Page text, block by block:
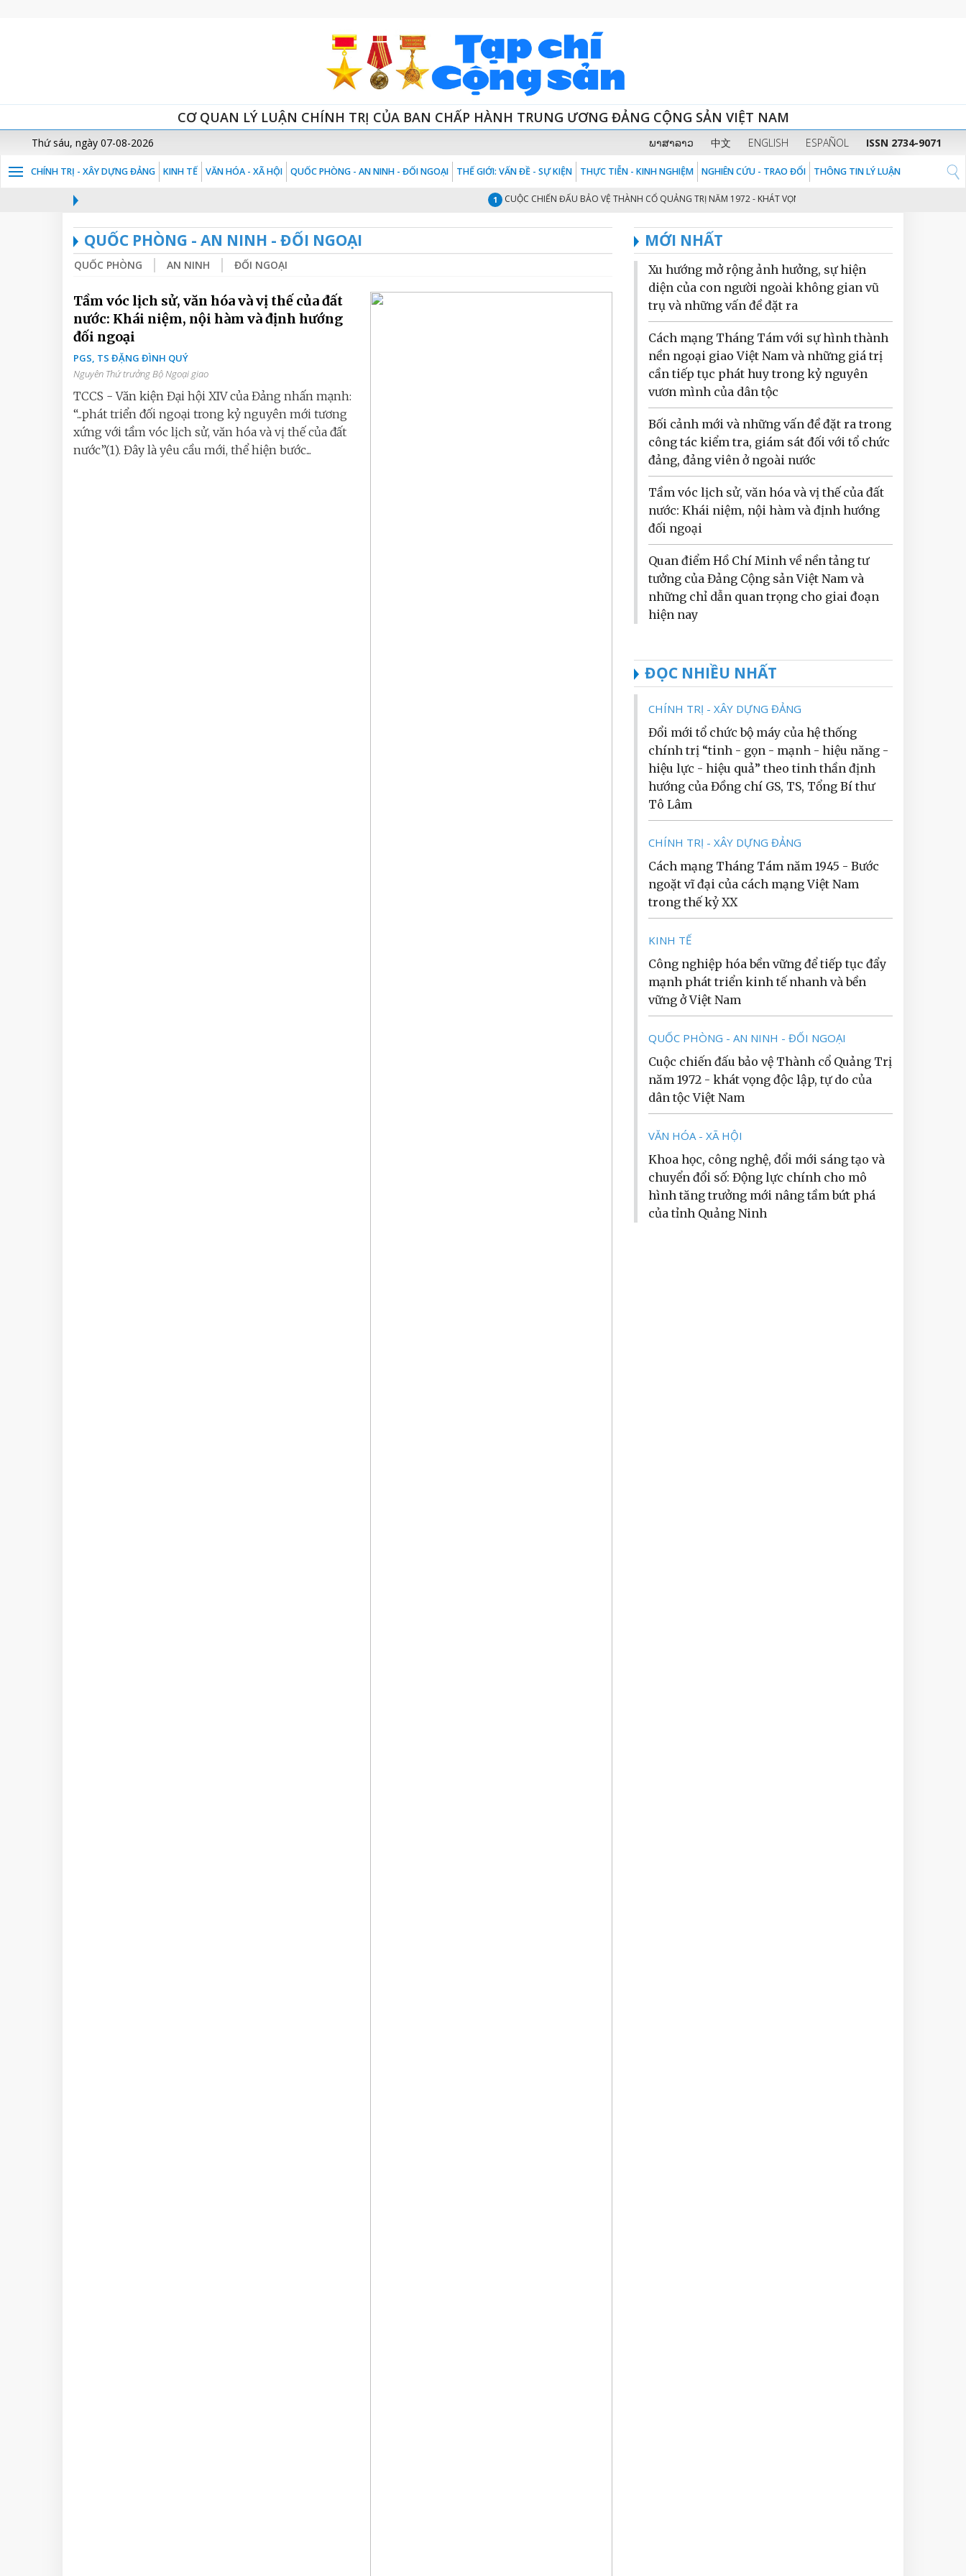
CƠ QUAN LÝ LUẬN CHÍNH TRỊ CỦA BAN CHẤP HÀNH TRUNG ƯƠNG ĐẢNG CỘNG SẢN VIỆT NAM
Thứ sáu, ngày 07-08-2026 ພາສາລາວ 中文 ENGLISH ESPAÑOL ISSN 2734-9071
CHÍNH TRỊ - XÂY DỰNG ĐẢNG KINH TẾ VĂN HÓA - XÃ HỘI QUỐC PHÒNG - AN NINH - ĐỐI NGOẠI THẾ GIỚI: VẤN ĐỀ - SỰ KIỆN THỰC TIỄN - KINH NGHIỆM NGHIÊN CỨU - TRAO ĐỔI THÔNG TIN LÝ LUẬN
CUỘC CHIẾN ĐẤU BẢO VỆ THÀNH CỔ QUẢNG TRỊ NĂM 1972 - KHÁT VỌNG ĐỘC LẬP, TỰ DO CỦA DÂN TỘC VIỆT NAM
QUỐC PHÒNG - AN NINH - ĐỐI NGOẠI
QUỐC PHÒNG AN NINH ĐỐI NGOẠI
Tầm vóc lịch sử, văn hóa và vị thế của đất
nước: Khái niệm, nội hàm và định hướng
đối ngoại
PGS, TS ĐẶNG ĐÌNH QUÝ
Nguyên Thứ trưởng Bộ Ngoại giao
TCCS - Văn kiện Đại hội XIV của Đảng nhấn mạnh:
“...phát triển đối ngoại trong kỷ nguyên mới tương
xứng với tầm vóc lịch sử, văn hóa và vị thế của đất
nước”(1). Đây là yêu cầu mới, thể hiện bước...
MỚI NHẤT
Xu hướng mở rộng ảnh hưởng, sự hiện
diện của con người ngoài không gian vũ
trụ và những vấn đề đặt ra
Cách mạng Tháng Tám với sự hình thành
nền ngoại giao Việt Nam và những giá trị
cần tiếp tục phát huy trong kỷ nguyên
vươn mình của dân tộc
Bối cảnh mới và những vấn đề đặt ra trong
công tác kiểm tra, giám sát đối với tổ chức
đảng, đảng viên ở ngoài nước
Tầm vóc lịch sử, văn hóa và vị thế của đất
nước: Khái niệm, nội hàm và định hướng
đối ngoại
Quan điểm Hồ Chí Minh về nền tảng tư
tưởng của Đảng Cộng sản Việt Nam và
những chỉ dẫn quan trọng cho giai đoạn
hiện nay
ĐỌC NHIỀU NHẤT
CHÍNH TRỊ - XÂY DỰNG ĐẢNG
Đổi mới tổ chức bộ máy của hệ thống
chính trị “tinh - gọn - mạnh - hiệu năng -
hiệu lực - hiệu quả” theo tinh thần định
hướng của Đồng chí GS, TS, Tổng Bí thư
Tô Lâm
CHÍNH TRỊ - XÂY DỰNG ĐẢNG
Cách mạng Tháng Tám năm 1945 - Bước
ngoặt vĩ đại của cách mạng Việt Nam
trong thế kỷ XX
KINH TẾ
Công nghiệp hóa bền vững để tiếp tục đẩy
mạnh phát triển kinh tế nhanh và bền
vững ở Việt Nam
QUỐC PHÒNG - AN NINH - ĐỐI NGOẠI
Cuộc chiến đấu bảo vệ Thành cổ Quảng Trị
năm 1972 - khát vọng độc lập, tự do của
dân tộc Việt Nam
VĂN HÓA - XÃ HỘI
Khoa học, công nghệ, đổi mới sáng tạo và
chuyển đổi số: Động lực chính cho mô
hình tăng trưởng mới nâng tầm bứt phá
của tỉnh Quảng Ninh